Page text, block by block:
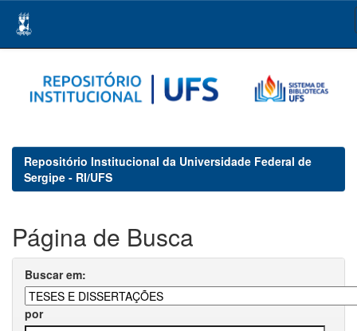
navigation
Repositório Institucional da Universidade Federal de
Sergipe - RI/UFS
Página de Busca
Buscar em:
por